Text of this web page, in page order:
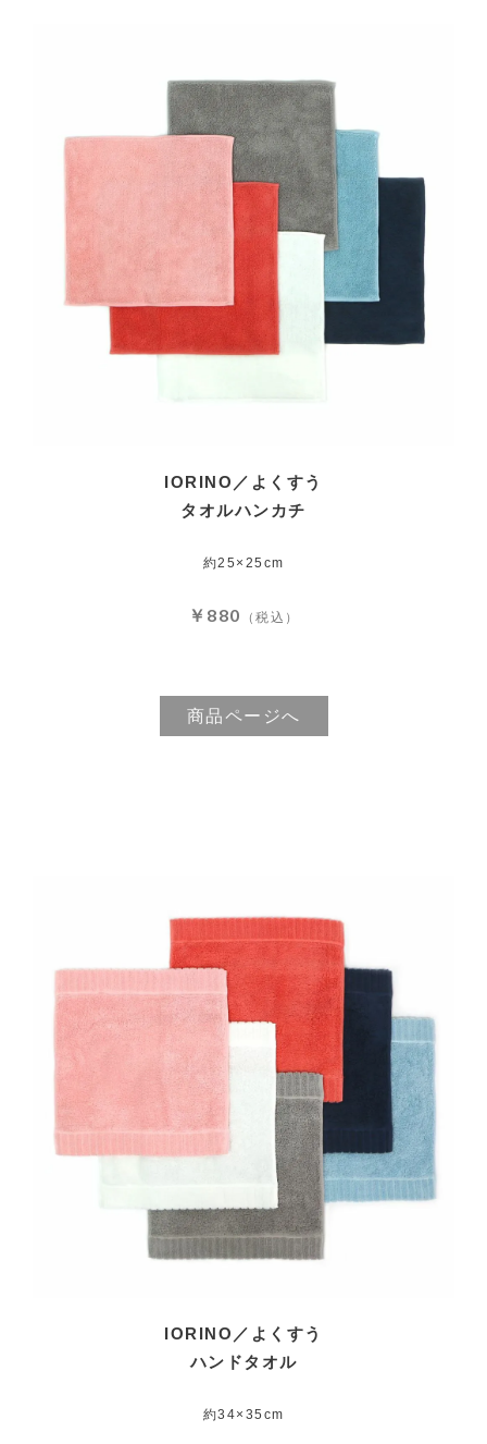
IORINO／よくすう
タオルハンカチ
約25×25cm
￥880 （税込）
商品ページへ
IORINO／よくすう
ハンドタオル
約34×35cm